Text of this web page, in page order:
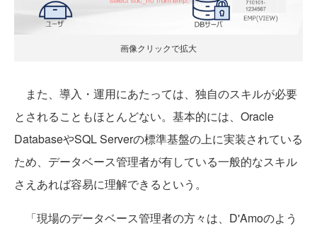
画像クリックで拡大
また、導入・運用にあたっては、独自のスキルが必要
とされることもほとんどない。基本的には、Oracle
DatabaseやSQL Serverの標準基盤の上に実装されている
ため、データベース管理者が有している一般的なスキル
さえあれば容易に理解できるという。
「現場のデータベース管理者の方々は、D'Amoのよう